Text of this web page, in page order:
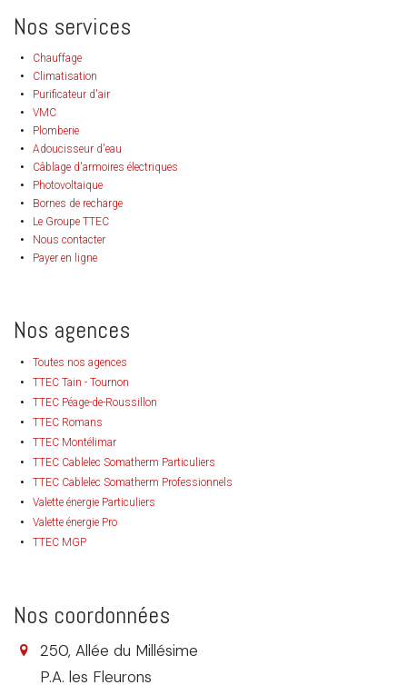
Nos services
Chauffage
Climatisation
Purificateur d'air
VMC
Plomberie
Adoucisseur d'eau
Câblage d'armoires électriques
Photovoltaique
Bornes de recharge
Le Groupe TTEC
Nous contacter
Payer en ligne
Nos agences
Toutes nos agences
TTEC Tain - Tournon
TTEC Péage-de-Roussillon
TTEC Romans
TTEC Montélimar
TTEC Cablelec Somatherm Particuliers
TTEC Cablelec Somatherm Professionnels
Valette énergie Particuliers
Valette énergie Pro
TTEC MGP
Nos coordonnées
250, Allée du Millésime
P.A. les Fleurons